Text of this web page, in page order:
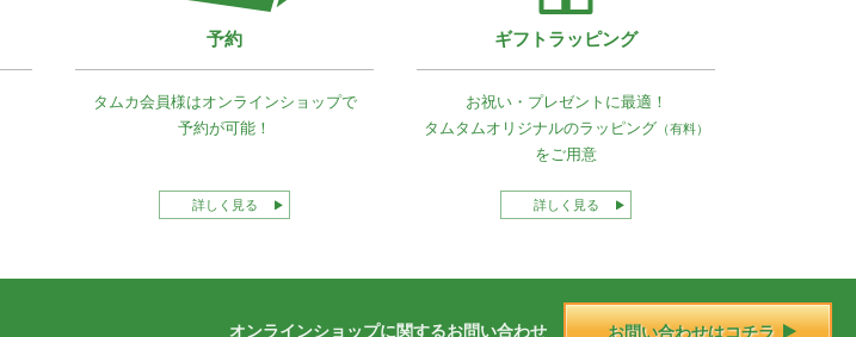
予約
タムカ会員様はオンラインショップで
予約が可能！
詳しく見る
ギフトラッピング
お祝い・プレゼントに最適！
タムタムオリジナルのラッピング （有料）
をご用意
詳しく見る
オンラインショップに関するお問い合わせ お問い合わせはコチラ